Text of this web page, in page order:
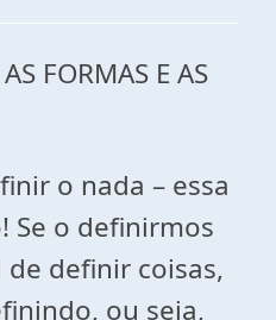
FORMAS E AS
o nada – essa
Se o definirmos
definir coisas,
ou seja,